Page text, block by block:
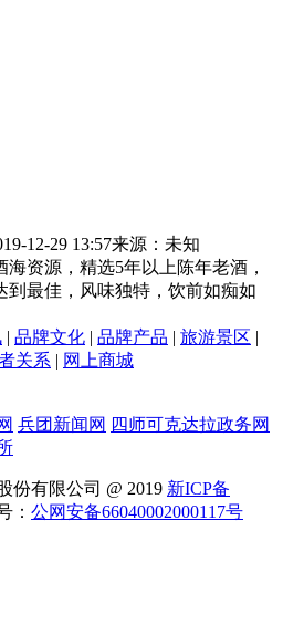
12-29 13:57来源：未知
资源，精选5年以上陈年老酒，
到最佳，风味独特，饮前如痴如
| 品牌文化 | 品牌产品 | 旅游景区 |
关系 | 网上商城
兵团新闻网 四师可克达拉政务网
份有限公司 @ 2019 新ICP备
： 公网安备66040002000117号